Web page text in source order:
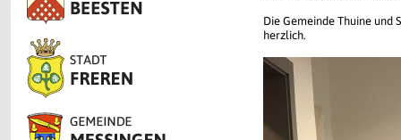
Die Gemeinde Thuine und
herzlich.